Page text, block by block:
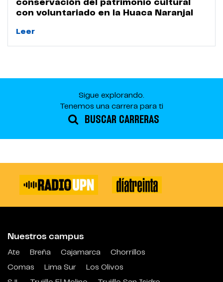
conservación del patrimonio cultural
con voluntariado en la Huaca Naranjal
Leer
Sigue explorando.
Tenemos una carrera para ti
BUSCAR CARRERAS
Nuestros campus
Ate Breña Cajamarca
Chorrillos
Comas
Lima Sur
Los Olivos